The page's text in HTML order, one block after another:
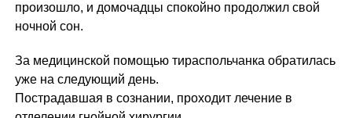
произошло, и домочадцы спокойно продолжил свой
ночной сон.
За медицинской помощью тираспольчанка обратилась
уже на следующий день.
Пострадавшая в сознании, проходит лечение в